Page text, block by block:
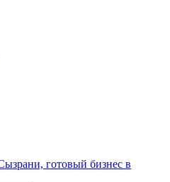
готовый бизнес в